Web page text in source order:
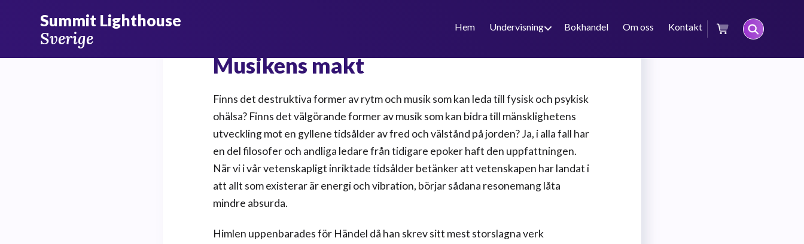
Summit Lighthouse
Sverige
Hem Undervisning Bokhandel Om oss Kontakt
Musikens makt
Finns det destruktiva former av rytm och musik som kan leda till fysisk och psykisk
ohälsa? Finns det välgörande former av musik som kan bidra till mänsklighetens
utveckling mot en gyllene tidsålder av fred och välstånd på jorden? Ja, i alla fall har
en del filosofer och andliga ledare från tidigare epoker haft den uppfattningen.
När vi i vår vetenskapligt inriktade tidsålder betänker att vetenskapen har landat i
att allt som existerar är energi och vibration, börjar sådana resonemang låta
mindre absurda.
Himlen uppenbarades för Händel då han skrev sitt mest storslagna verk